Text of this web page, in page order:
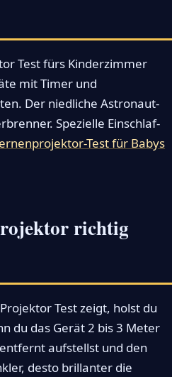
Test fürs Kinderzimmer
mit Timer und
Der niedliche Astronaut-
Spezielle Einschlaf-
Test für Babys
richtig
Test zeigt, holst du
du das Gerät 2 bis 3 Meter
aufstellst und den
desto brillanter die